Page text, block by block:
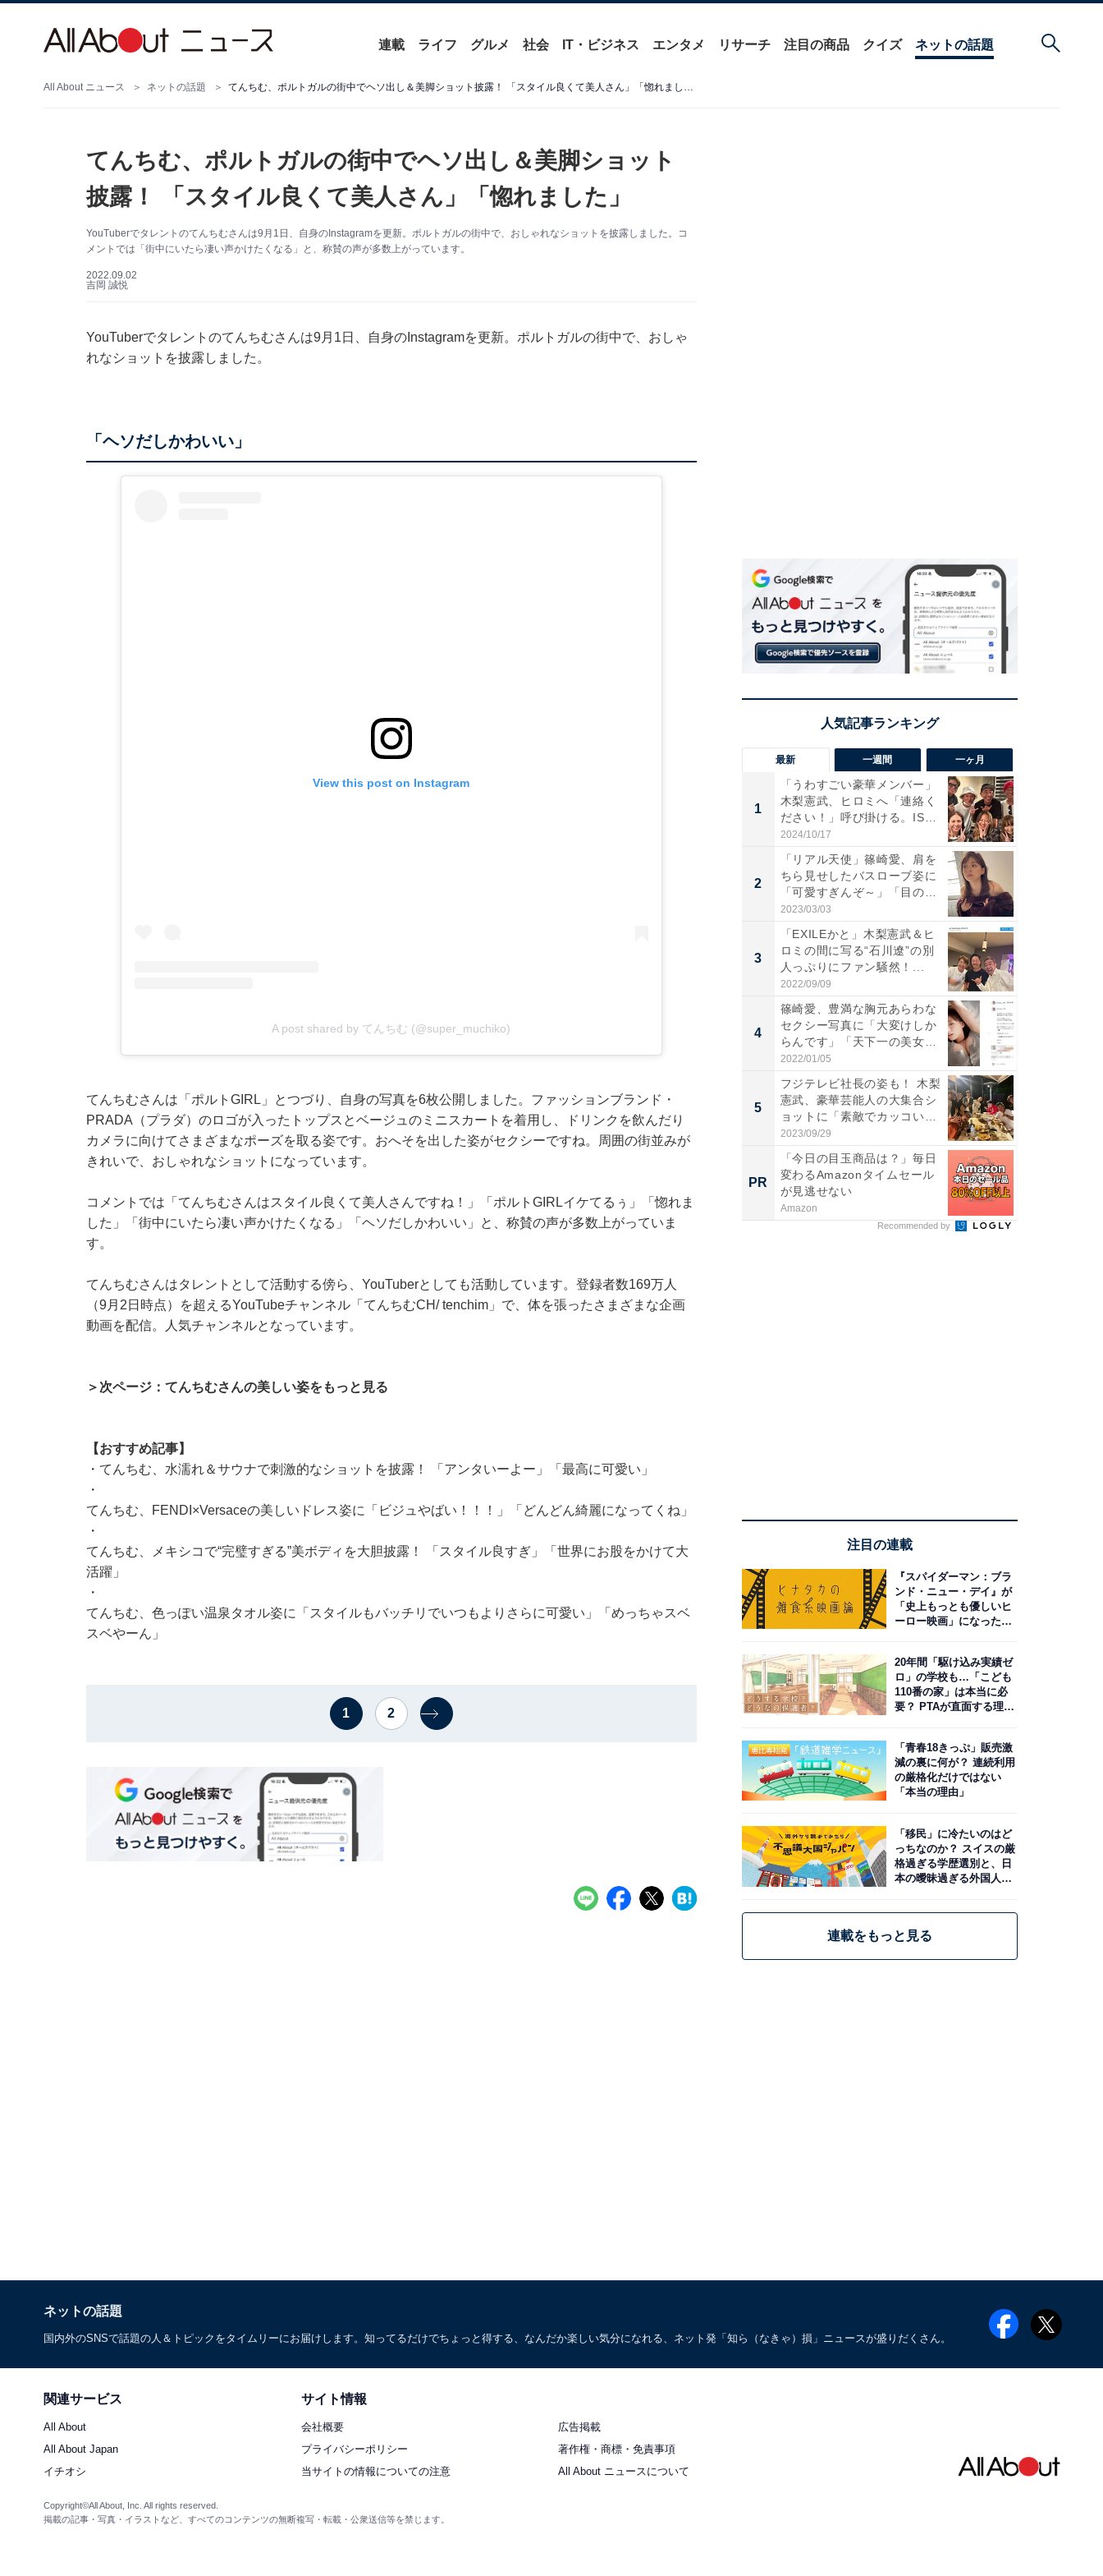
連載 ライフ グルメ 社会 IT・ビジネス エンタメ リサーチ 注目の商品 クイズ ネットの話題
All About ニュース ネットの話題 てんちむ、ポルトガルの街中でヘソ出し＆美脚ショット披露！ 「スタイル良くて美人さん」「惚れました」
てんちむ、ポルトガルの街中でヘソ出し＆美脚ショット
披露！ 「スタイル良くて美人さん」「惚れました」
YouTuberでタレントのてんちむさんは9月1日、自身のInstagramを更新。ポルトガルの街中で、おしゃれなショットを披露しました。コ
メントでは「街中にいたら凄い声かけたくなる」と、称賛の声が多数上がっています。
2022.09.02
吉岡 誠悦
YouTuberでタレントのてんちむさんは9月1日、自身のInstagramを更新。ポルトガルの街中で、おしゃ
れなショットを披露しました。
「ヘソだしかわいい」
View this post on Instagram
A post shared by てんちむ (@super_muchiko)
てんちむさんは「ポルトGIRL」とつづり、自身の写真を6枚公開しました。ファッションブランド・
PRADA（プラダ）のロゴが入ったトップスとベージュのミニスカートを着用し、ドリンクを飲んだり
カメラに向けてさまざまなポーズを取る姿です。おへそを出した姿がセクシーですね。周囲の街並みが
きれいで、おしゃれなショットになっています。
コメントでは「てんちむさんはスタイル良くて美人さんですね！」「ポルトGIRLイケてるぅ」「惚れま
した」「街中にいたら凄い声かけたくなる」「ヘソだしかわいい」と、称賛の声が多数上がっていま
す。
てんちむさんはタレントとして活動する傍ら、YouTuberとしても活動しています。登録者数169万人
（9月2日時点）を超えるYouTubeチャンネル「てんちむCH/ tenchim」で、体を張ったさまざまな企画
動画を配信。人気チャンネルとなっています。
＞次ページ：てんちむさんの美しい姿をもっと見る
【おすすめ記事】
・ てんちむ、水濡れ＆サウナで刺激的なショットを披露！ 「アンタいーよー」「最高に可愛い」
・
てんちむ、FENDI×Versaceの美しいドレス姿に「ビジュやばい！！！」「どんどん綺麗になってくね」
・
てんちむ、メキシコで“完璧すぎる”美ボディを大胆披露！ 「スタイル良すぎ」「世界にお股をかけて大
活躍」
・
てんちむ、色っぽい温泉タオル姿に「スタイルもバッチリでいつもよりさらに可愛い」「めっちゃスベ
スベやーん」
1 2
最新 一週間 一ヶ月
1
「うわすごい豪華メンバー」
木梨憲武、ヒロミへ「連絡く
ださい！」呼び掛ける。IS
S...
2024/10/17
2
「リアル天使」篠崎愛、肩を
ちら見せしたバスローブ姿に
「可愛すぎんぞ～」「目の表
情...
2023/03/03
3
「EXILEかと」木梨憲武＆ヒ
ロミの間に写る“石川遼”の別
人っぷりにファン騒然！...
2022/09/09
4
篠崎愛、豊満な胸元あらわな
セクシー写真に「大変けしか
らんです」「天下一の美女で
す...
2022/01/05
5
フジテレビ社長の姿も！ 木梨
憲武、豪華芸能人の大集合シ
ョットに「素敵でカッコい
い...
2023/09/29
PR
「今日の目玉商品は？」毎日
変わるAmazonタイムセール
が見逃せない
Amazon
Recommended by
注目の連載
『スパイダーマン：ブラ
ンド・ニュー・デイ』が
「史上もっとも優しいヒ
ーロー映画」になった理
20年間「駆け込み実績ゼ
ロ」の学校も…「こども
110番の家」は本当に必
要？ PTAが直面する理想
「青春18きっぷ」販売激
減の裏に何が？ 連続利用
の厳格化だけではない
「本当の理由」
「移民」に冷たいのはど
っちなのか？ スイスの厳
格過ぎる学歴選別と、日
本の曖昧過ぎる外国人政
連載をもっと見る
ネットの話題
国内外のSNSで話題の人＆トピックをタイムリーにお届けします。知ってるだけでちょっと得する、なんだか楽しい気分になれる、ネット発「知ら（なきゃ）損」ニュースが盛りだくさん。
関連サービス
All About
All About Japan
イチオシ
サイト情報
会社概要
広告掲載
プライバシーポリシー
著作権・商標・免責事項
当サイトの情報についての注意
All About ニュースについて
Copyright©All About, Inc. All rights reserved.
掲載の記事・写真・イラストなど、すべてのコンテンツの無断複写・転載・公衆送信等を禁じます。